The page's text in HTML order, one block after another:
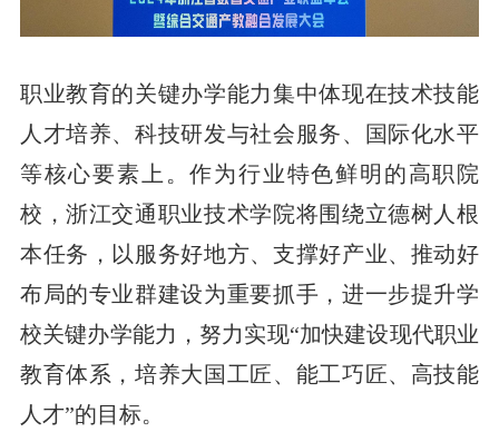
职业教育的关键办学能力集中体现在技术技能
人才培养、科技研发与社会服务、国际化水平
等核心要素上。作为行业特色鲜明的高职院
校，浙江交通职业技术学院将围绕立德树人根
本任务，以服务好地方、支撑好产业、推动好
布局的专业群建设为重要抓手，进一步提升学
校关键办学能力，努力实现“加快建设现代职业
教育体系，培养大国工匠、能工巧匠、高技能
人才”的目标。